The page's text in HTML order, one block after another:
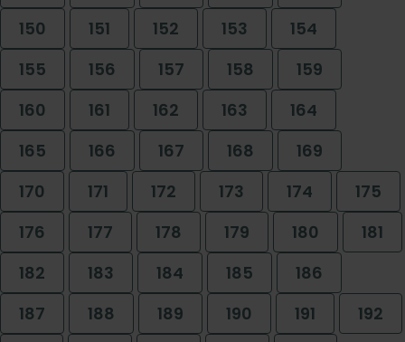
150
151 152 153
154
155
156 157 158
159
160
161 162 163
164
165
166 167 168
169
170
171 172 173 174
175
176
177 178 179 180
181
182
183 184 185
186
187
188 189 190 191
192